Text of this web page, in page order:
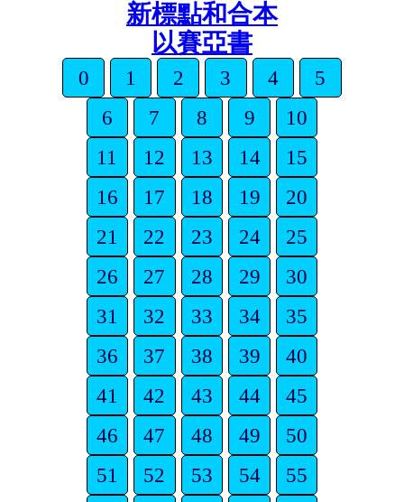
新標點和合本
以賽亞書
0 1 2 3 4
5
6
7 8 9
10
11
12 13 14
15
16
17 18 19
20
21
22 23 24
25
26
27 28 29
30
31
32 33 34
35
36
37 38 39
40
41
42 43 44
45
46
47 48 49
50
51
52 53 54
55